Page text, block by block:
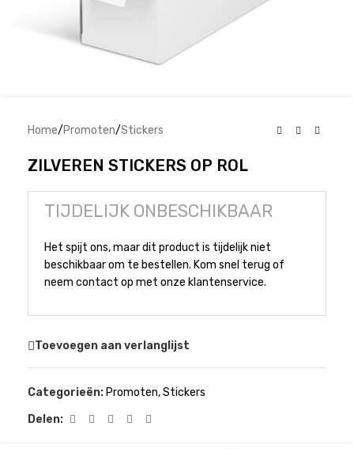
Home/Promoten/Stickers
ZILVEREN STICKERS OP ROL
TIJDELIJK ONBESCHIKBAAR
Het spijt ons, maar dit product is tijdelijk niet
beschikbaar om te bestellen. Kom snel terug of
neem contact op met onze klantenservice.
Toevoegen aan verlanglijst
Categorieën: Promoten,Stickers
Delen: